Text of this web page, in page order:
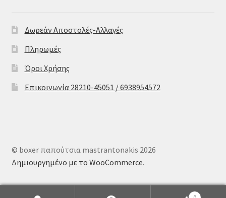
Δωρεάν Αποστολές-Αλλαγές
Πληρωμές
Όροι Χρήσης
Επικοινωνία 28210-45051 / 6938954572
© boxer παπούτσια mastrantonakis 2026
Δημιουργημένο με το WooCommerce.